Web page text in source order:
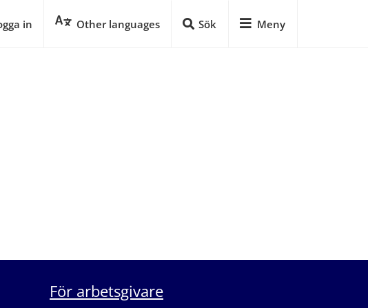
in Other languages Sök Meny
För arbetsgivare